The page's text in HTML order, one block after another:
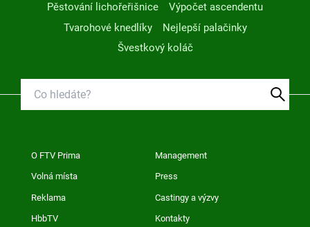
Pěstování lichořeřišnice
Výpočet ascendentu
Tvarohové knedlíky
Nejlepší palačinky
Švestkový koláč
O FTV Prima Management
Volná místa Press
Reklama Castingy a výzvy
HbbTV Kontakty